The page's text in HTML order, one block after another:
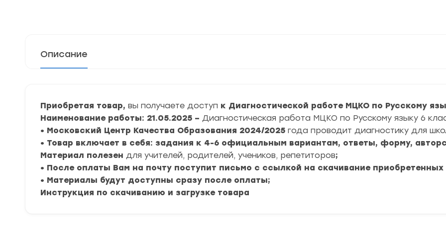
Описание
Приобретая товар, вы получаете доступ к Диагностической работе МЦКО по Русскому
Наименование работы: 21.05.2025 – Диагностическая работа МЦКО по Русскому языку 6
• Московский Центр Качества Образования 2024/2025 года проводит диагностику для
• Товар включает в себя: задания к 4-6 официальным вариантам, ответы, форму,
Материал полезен для учителей, родителей, учеников, репетиторов;
• После оплаты Вам на почту поступит письмо с ссылкой на скачивание приобретенных
• Материалы будут доступны сразу после оплаты;
Инструкция по скачиванию и загрузке товара